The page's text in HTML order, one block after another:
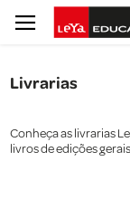
Livrarias
Conheça as livrarias
livros de edições